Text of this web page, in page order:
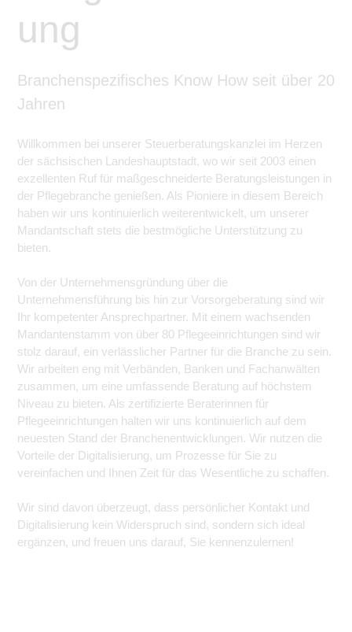
ung
Branchenspezifisches Know How seit über 20
Jahren
Willkommen bei unserer Steuerberatungskanzlei im Herzen
der sächsischen Landeshauptstadt, wo wir seit 2003 einen
exzellenten Ruf für maßgeschneiderte Beratungsleistungen in
der Pflegebranche genießen. Als Pioniere in diesem Bereich
haben wir uns kontinuierlich weiterentwickelt, um unserer
Mandantschaft stets die bestmögliche Unterstützung zu
bieten.
Von der Unternehmensgründung über die
Unternehmensführung bis hin zur Vorsorgeberatung sind wir
Ihr kompetenter Ansprechpartner. Mit einem wachsenden
Mandantenstamm von über 80 Pflegeeinrichtungen sind wir
stolz darauf, ein verlässlicher Partner für die Branche zu sein.
Wir arbeiten eng mit Verbänden, Banken und Fachanwälten
zusammen, um eine umfassende Beratung auf höchstem
Niveau zu bieten. Als zertifizierte Beraterinnen für
Pflegeeinrichtungen halten wir uns kontinuierlich auf dem
neuesten Stand der Branchenentwicklungen. Wir nutzen die
Vorteile der Digitalisierung, um Prozesse für Sie zu
vereinfachen und Ihnen Zeit für das Wesentliche zu schaffen.
Wir sind davon überzeugt, dass persönlicher Kontakt und
Digitalisierung kein Widerspruch sind, sondern sich ideal
ergänzen, und freuen uns darauf, Sie kennenzulernen!